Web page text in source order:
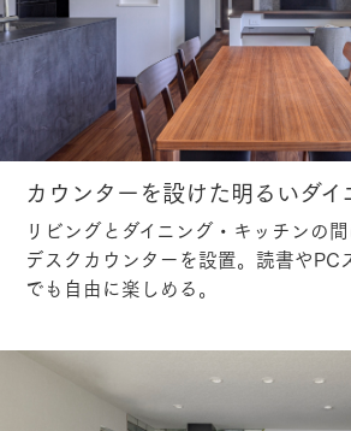
カウンターを設けた明るいダイ
リビングとダイニング・キッチンの
デスクカウンターを設置。読書やPC
でも自由に楽しめる。